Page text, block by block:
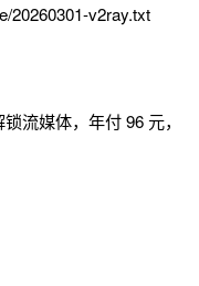
20260301-v2ray.txt
流媒体，年付 96 元，